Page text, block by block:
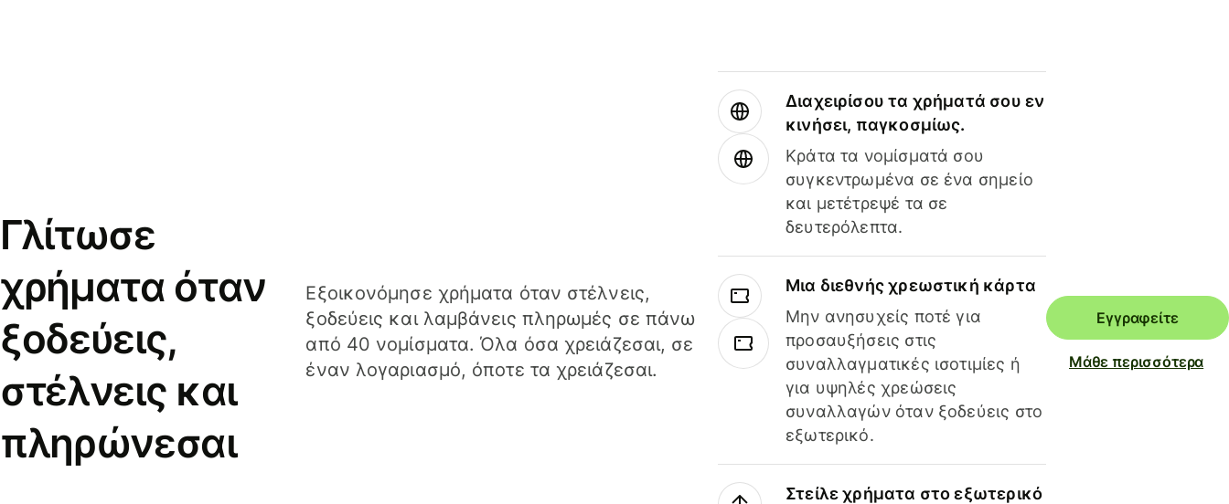
Γλίτωσε
χρήματα όταν
ξοδεύεις,
στέλνεις και
πληρώνεσαι
Εξοικονόμησε χρήματα όταν στέλνεις,
ξοδεύεις και λαμβάνεις πληρωμές σε πάνω
από 40 νομίσματα. Όλα όσα χρειάζεσαι, σε
έναν λογαριασμό, όποτε τα χρειάζεσαι.
Διαχειρίσου τα χρήματά σου εν
κινήσει, παγκοσμίως.
Κράτα τα νομίσματά σου
συγκεντρωμένα σε ένα σημείο
και μετέτρεψέ τα σε
δευτερόλεπτα.
Μια διεθνής χρεωστική κάρτα
Μην ανησυχείς ποτέ για
προσαυξήσεις στις
συναλλαγματικές ισοτιμίες ή
για υψηλές χρεώσεις
συναλλαγών όταν ξοδεύεις στο
εξωτερικό.
Στείλε χρήματα στο εξωτερικό
Εγγραφείτε
Μάθε περισσότερα